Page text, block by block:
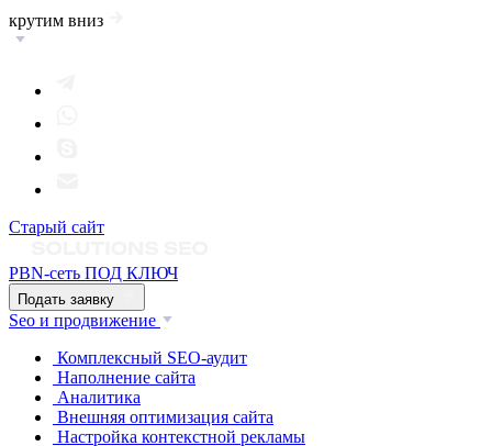
крутим вниз
Старый сайт
PBN-сеть ПОД КЛЮЧ
Подать заявку
Seo и продвижение
Комплексный SEO-аудит
Наполнение сайта
Аналитика
Внешняя оптимизация сайта
Настройка контекстной рекламы